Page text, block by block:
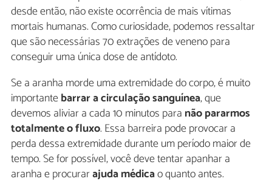
desde então, não existe ocorrência de mais vítimas
mortais humanas. Como curiosidade, podemos ressaltar
que são necessárias 70 extrações de veneno para
conseguir uma única dose de antídoto.
Se a aranha morde uma extremidade do corpo, é muito
importantebarrar a circulação sanguínea, que
devemos aliviar a cada 10 minutos para não pararmos
totalmente o fluxo. Essa barreira pode provocar a
perda dessa extremidade durante um período maior de
tempo. Se for possível, você deve tentar apanhar a
aranha e procurarajuda médicao quanto antes.